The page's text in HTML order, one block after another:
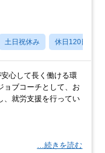
土日祝休み 休日120日以上
心して長く働ける環
ョブコーチとして、お
、就労支援を行ってい
…続きを読む